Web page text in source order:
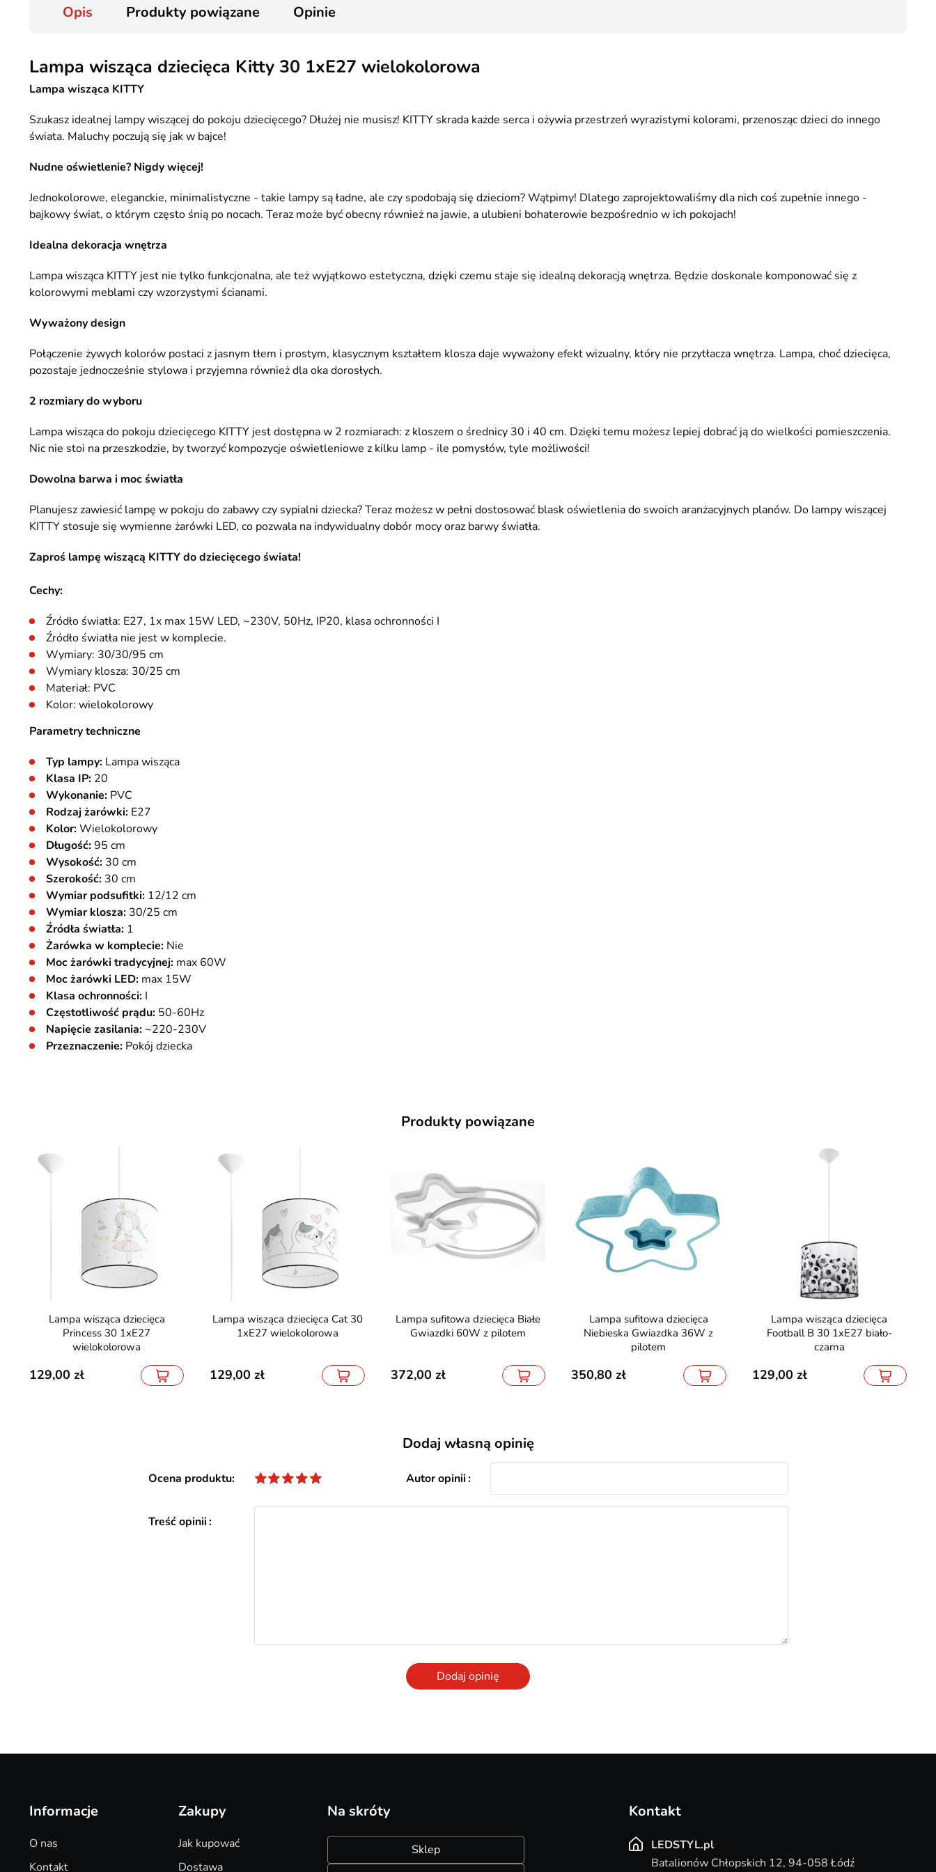
Opis Produkty powiązane Opinie
Lampa wisząca dziecięca Kitty 30 1xE27 wielokolorowa
Lampa wisząca KITTY
Szukasz idealnej lampy wiszącej do pokoju dziecięcego? Dłużej nie musisz! KITTY skrada każde serca i ożywia przestrzeń wyrazistymi kolorami, przenosząc dzieci do innego
świata. Maluchy poczują się jak w bajce!
Nudne oświetlenie? Nigdy więcej!
Jednokolorowe, eleganckie, minimalistyczne - takie lampy są ładne, ale czy spodobają się dzieciom? Wątpimy! Dlatego zaprojektowaliśmy dla nich coś zupełnie innego -
bajkowy świat, o którym często śnią po nocach. Teraz może być obecny również na jawie, a ulubieni bohaterowie bezpośrednio w ich pokojach!
Idealna dekoracja wnętrza
Lampa wisząca KITTY jest nie tylko funkcjonalna, ale też wyjątkowo estetyczna, dzięki czemu staje się idealną dekoracją wnętrza. Będzie doskonale komponować się z
kolorowymi meblami czy wzorzystymi ścianami.
Wyważony design
Połączenie żywych kolorów postaci z jasnym tłem i prostym, klasycznym kształtem klosza daje wyważony efekt wizualny, który nie przytłacza wnętrza. Lampa, choć dziecięca,
pozostaje jednocześnie stylowa i przyjemna również dla oka dorosłych.
2 rozmiary do wyboru
Lampa wisząca do pokoju dziecięcego KITTY jest dostępna w 2 rozmiarach: z kloszem o średnicy 30 i 40 cm. Dzięki temu możesz lepiej dobrać ją do wielkości pomieszczenia.
Nic nie stoi na przeszkodzie, by tworzyć kompozycje oświetleniowe z kilku lamp - ile pomysłów, tyle możliwości!
Dowolna barwa i moc światła
Planujesz zawiesić lampę w pokoju do zabawy czy sypialni dziecka? Teraz możesz w pełni dostosować blask oświetlenia do swoich aranżacyjnych planów. Do lampy wiszącej
KITTY stosuje się wymienne żarówki LED, co pozwala na indywidualny dobór mocy oraz barwy światła.
Zaproś lampę wiszącą KITTY do dziecięcego świata!
Cechy:
Źródło światła: E27, 1x max 15W LED, ~230V, 50Hz, IP20, klasa ochronności I
Źródło światła nie jest w komplecie.
Wymiary: 30/30/95 cm
Wymiary klosza: 30/25 cm
Materiał: PVC
Kolor: wielokolorowy
Parametry techniczne
Typ lampy: Lampa wisząca
Klasa IP: 20
Wykonanie: PVC
Rodzaj żarówki: E27
Kolor:Wielokolorowy
Długość:95 cm
Wysokość: 30 cm
Szerokość: 30 cm
Wymiar podsufitki: 12/12 cm
Wymiar klosza: 30/25 cm
Źródła światła: 1
Żarówka w komplecie: Nie
Moc żarówki tradycyjnej: max 60W
Moc żarówki LED: max 15W
Klasa ochronności: I
Częstotliwość prądu: 50-60Hz
Napięcie zasilania: ~220-230V
Przeznaczenie: Pokój dziecka
Produkty powiązane
Lampa wisząca dziecięca
Princess 30 1xE27
wielokolorowa
129,00
Lampa wisząca dziecięca Cat 30
1xE27 wielokolorowa
129,00
Lampa sufitowa dziecięca Białe
Gwiazdki 60W z pilotem
372,00
Lampa sufitowa dziecięca
Niebieska Gwiazdka 36W z
pilotem
350,80
Lampa wisząca dziecięca
Football B 30 1xE27 biało-
czarna
129,00
Dodaj własną opinię
Ocena produktu Autor opinii
Treść opinii
Dodaj opinię
Informacje
O nas
Kontakt
Zakupy
Jak kupować
Dostawa
Na skróty
Sklep
Kontakt
LEDSTYL.pl
Batalionów Chłopskich 12, 94-058 Łódź